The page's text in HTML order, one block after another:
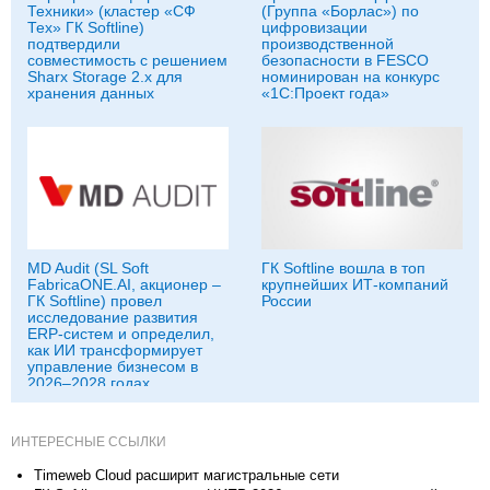
Техники» (кластер «СФ
Тех» ГК Softline)
подтвердили
совместимость с решением
Sharx Storage 2.x для
хранения данных
(Группа «Борлас») по
цифровизации
производственной
безопасности в FESCO
номинирован на конкурс
«1С:Проект года»
MD Audit (SL Soft
FabricaONE.AI, акционер –
ГК Softline) провел
исследование развития
ERP-систем и определил,
как ИИ трансформирует
управление бизнесом в
2026–2028 годах
ГК Softline вошла в топ
крупнейших ИТ-компаний
России
ИНТЕРЕСНЫЕ ССЫЛКИ
Timeweb Cloud расширит магистральные сети